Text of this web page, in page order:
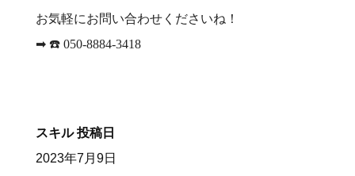
お気軽にお問い合わせくださいね！
➡︎ ☎️ 050-8884-3418
スキル 投稿日
2023年7月9日